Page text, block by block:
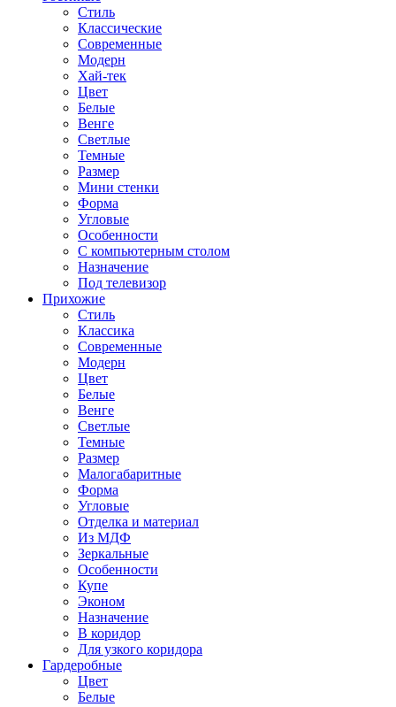
Стиль
Классические
Современные
Модерн
Хай-тек
Цвет
Белые
Венге
Светлые
Темные
Размер
Мини стенки
Форма
Угловые
Особенности
С компьютерным столом
Назначение
Под телевизор
Прихожие
Стиль
Классика
Современные
Модерн
Цвет
Белые
Венге
Светлые
Темные
Размер
Малогабаритные
Форма
Угловые
Отделка и материал
Из МДФ
Зеркальные
Особенности
Купе
Эконом
Назначение
В коридор
Для узкого коридора
Гардеробные
Цвет
Белые